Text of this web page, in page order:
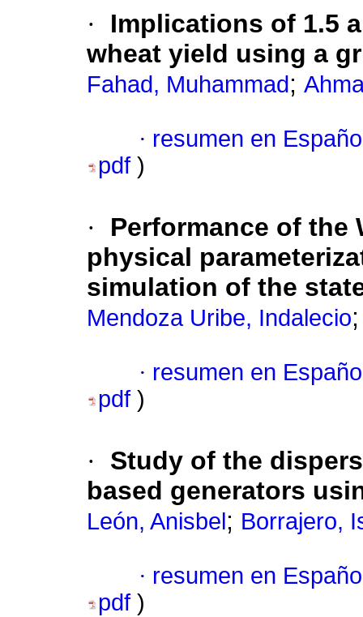
·
Implications of 1.5
wheat yield using a
Fahad, Muhammad ;
· resumen en
pdf )
·
Performance of the
physical
simulation of the
Mendoza Uribe, Indalecio
· resumen en
pdf )
·
Study of the
based generators
León, Anisbel ; Borrajero,
· resumen en
pdf )